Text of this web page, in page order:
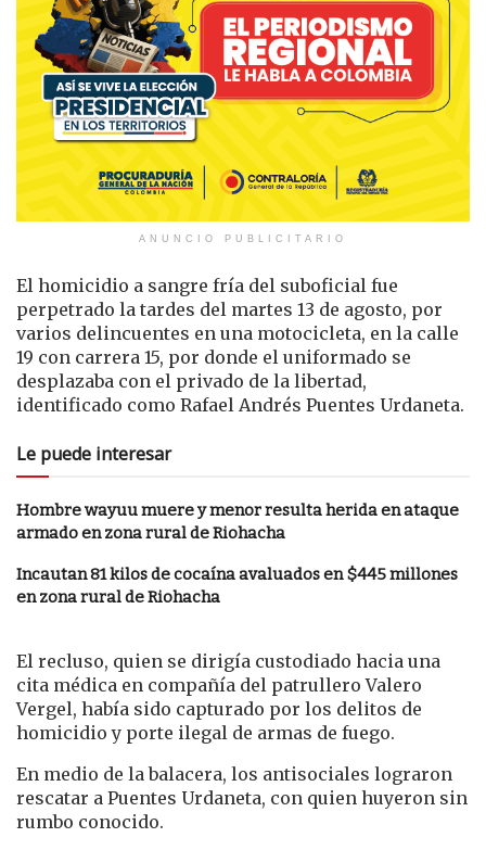
ANUNCIO PUBLICITARIO
El homicidio a sangre fría del suboficial fue
perpetrado la tardes del martes 13 de agosto, por
varios delincuentes en una motocicleta, en la calle
19 con carrera 15, por donde el uniformado se
desplazaba con el privado de la libertad,
identificado como Rafael Andrés Puentes Urdaneta.
Le puede interesar
Hombre wayuu muere y menor resulta herida en ataque
armado en zona rural de Riohacha
Incautan 81 kilos de cocaína avaluados en $445 millones
en zona rural de Riohacha
El recluso, quien se dirigía custodiado hacia una
cita médica en compañía del patrullero Valero
Vergel, había sido capturado por los delitos de
homicidio y porte ilegal de armas de fuego.
En medio de la balacera, los antisociales lograron
rescatar a Puentes Urdaneta, con quien huyeron sin
rumbo conocido.